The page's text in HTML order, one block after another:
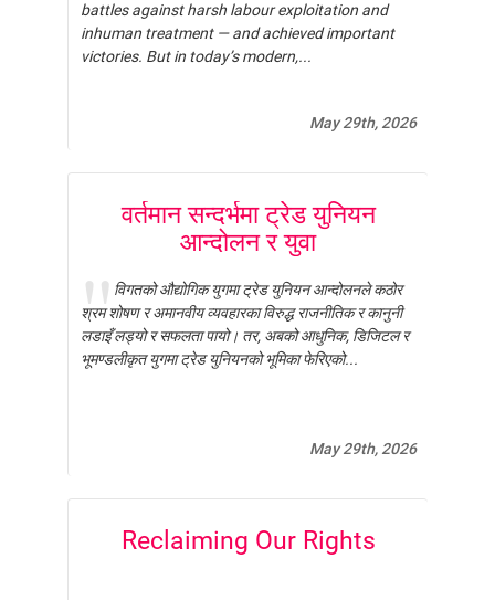
औद्योगिक सम्बन्ध
क्षेत्रगत विषय
महिला/लैङ्गिक विषय
श्रम र अर्थतन्त्र
श्रम सम्बन्ध
समसामयिक विषय
battles against harsh labour exploitation and
inhuman treatment — and achieved important
victories. But in today’s modern,...
May 29th, 2026
वर्तमान सन्दर्भमा ट्रेड युनियन
आन्दोलन र युवा
विगतको औद्योगिक युगमा ट्रेड युनियन आन्दोलनले कठोर
श्रम शोषण र अमानवीय व्यवहारका विरुद्ध राजनीतिक र कानुनी
लडाइँ लड्यो र सफलता पायो। तर, अबको आधुनिक, डिजिटल र
भूमण्डलीकृत युगमा ट्रेड युनियनको भूमिका फेरिएको...
May 29th, 2026
Reclaiming Our Rights